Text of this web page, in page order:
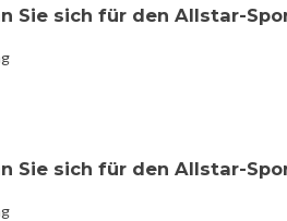
Sie sich für den Allstar-
Sie sich für den Allstar-